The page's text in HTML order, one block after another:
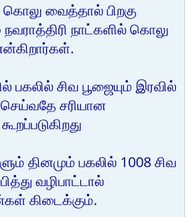
கொலு வைத்தால் பிறகு
நவராத்திரி நாட்களில் கொலு
பகலில் சிவ பூஜையும் இரவில்
சரியான
தினமும் பகலில் 1008 சிவ
வழிபாட்டால்
கிடைக்கும்.